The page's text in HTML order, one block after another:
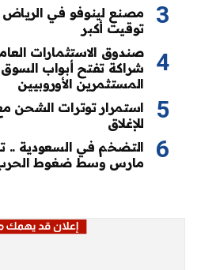
مصنع لينوفو في الرياض
توقيت أكبر
صندوق الاستثمارات
شراكة تفتح أبواب السوق
المستثمرين الأوروبيين
استمرار توترات الشحن
للإغلاق
التضخم في السعودية
مارس وسط ضغوط